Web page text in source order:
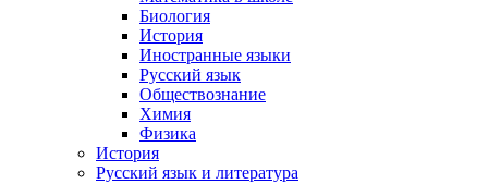
Биология
История
Иностранные языки
Русский язык
Обществознание
Химия
Физика
История
Русский язык и литература